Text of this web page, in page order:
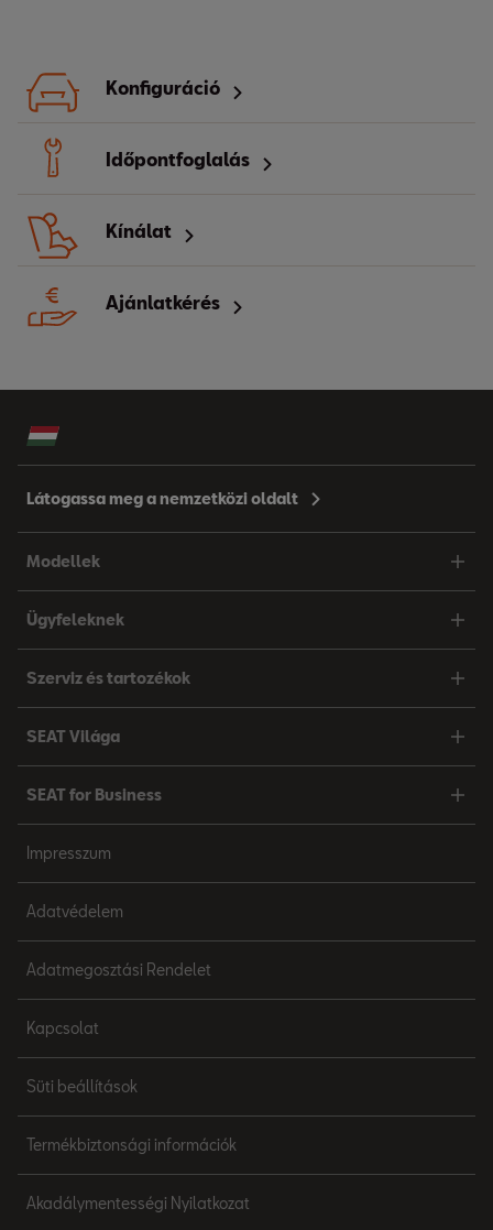
Konfiguráció
Időpontfoglalás
Kínálat
Ajánlatkérés
Látogassa meg a nemzetközi oldalt
Modellek
Ügyfeleknek
Szerviz és tartozékok
SEAT Világa
SEAT for Business
Impresszum
Adatvédelem
Adatmegosztási Rendelet
Kapcsolat
Süti beállítások
Termékbiztonsági információk
Akadálymentességi Nyilatkozat